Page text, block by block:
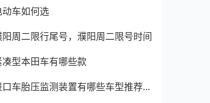
动车如何选
阳周二限行尾号，濮阳周二限号时间
凑型本田车有哪些款
进口车胎压监测装置有哪些车型推荐，哪款好